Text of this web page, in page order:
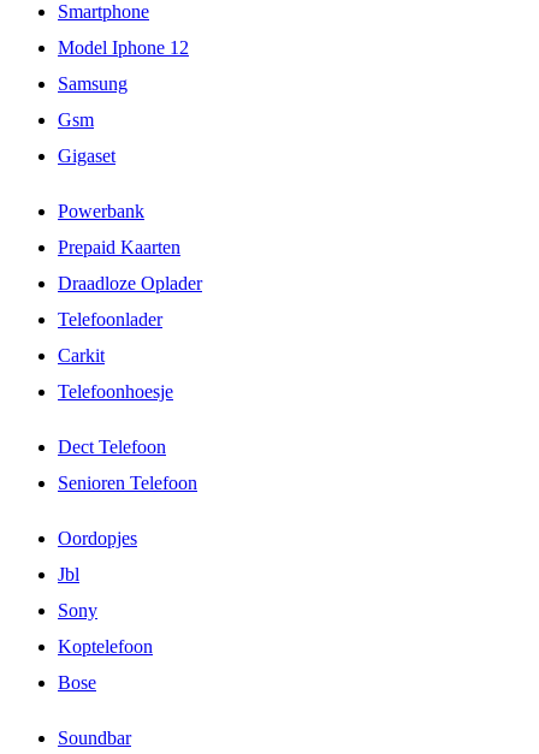
Smartphone
Model Iphone 12
Samsung
Gsm
Gigaset
Powerbank
Prepaid Kaarten
Draadloze Oplader
Telefoonlader
Carkit
Telefoonhoesje
Dect Telefoon
Senioren Telefoon
Oordopjes
Jbl
Sony
Koptelefoon
Bose
Soundbar